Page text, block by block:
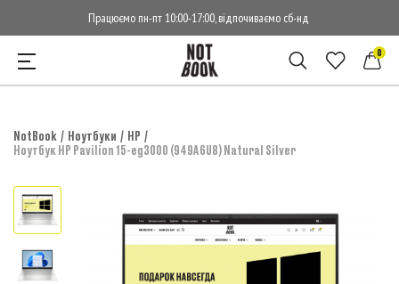
Працюємо пн-пт 10:00-17:00, відпочиваємо сб-нд
0
NotBook Ноутбуки
HP
Ноутбук HP Pavilion 15-eg3000 (949A6U8) Natural Silver